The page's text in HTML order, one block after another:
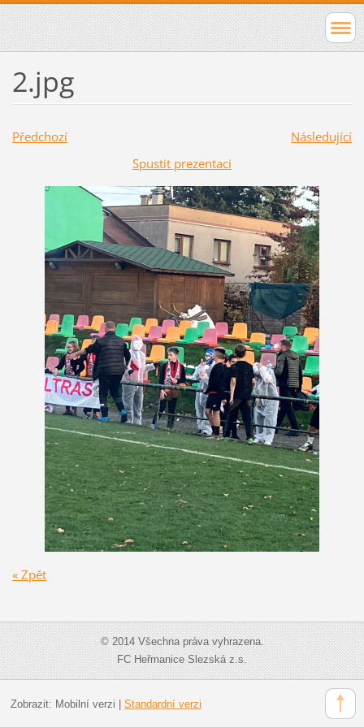
2.jpg
Předchozí
Následující
Spustit prezentaci
« Zpět
© 2014 Všechna práva vyhrazena.
FC Heřmanice Slezská z.s.
Zobrazit: Mobilní verzi Standardní verzi